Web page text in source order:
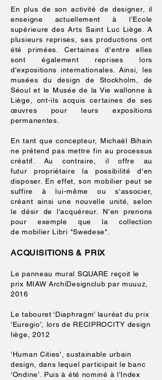
En plus de son activité de designer, il
enseigne actuellement à l’Ecole
supérieure des Arts Saint Luc Liège. A
plusieurs reprises, ses productions ont
été primées. Certaines d'entre elles
sont également reprises lors
d'expositions internationales. Ainsi, les
musées du design de Stockholm, de
Séoul et le Musée de la Vie wallonne à
Liège, ont-ils acquis certaines de ses
œuvres pour leurs expositions
permanentes.
En tant que concepteur, Michaël Bihain
ne prétend pas mettre fin au processus
créatif. Au contraire, il offre au
futur propriétaire la possibilité d'en
disposer. En effet, son mobilier peut se
suffire à lui-même ou s'associer,
créant ainsi une nouvelle unité, selon
le désir de l'acquéreur. N'en prenons
pour exemple que la collection
de mobilier Libri "Swedese".
ACQUISITIONS & PRIX
Le panneau mural SQUARE reçoit le
prix MIAW ArchiDesignclub par muuuz,
2016
Le tabouret ‘Diaphragm’ lauréat du prix
‘Euregio’, lors de RECIPROCITY design
liège, 2012
‘Human Cities', sustainable urbain
design, dans lequel participait le banc
‘Ondine’. Puis à été nominé à l’Index